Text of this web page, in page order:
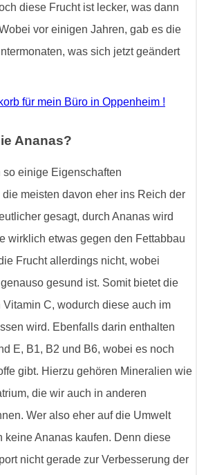
diese Frucht ist lecker, was dann
vor einigen Jahren, gab es die
was sich jetzt geändert
für mein Büro in Oppenheim !
Ananas?
einige Eigenschaften
meisten davon eher ins Reich der
gesagt, durch Ananas wird
wirklich etwas gegen den Fettabbau
Frucht allerdings nicht, wobei
gesund ist. Somit bietet die
C, wodurch diese auch im
wird. Ebenfalls darin enthalten
E, B1, B2 und B6, wobei es noch
gibt. Hierzu gehören Mineralien wie
die wir auch in anderen
Wer also eher auf die Umwelt
keine Ananas kaufen. Denn diese
nicht gerade zur Verbesserung der